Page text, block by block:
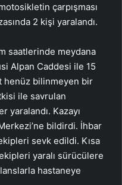
çarpışması
2 kişi yaralandı.
saatlerinde meydana
Alpan Caddesi ile 15
henüz bilinmeyen bir
ile savrulan
Kazayı
bildirdi. İhbar
sevk edildi. Kısa
yaralı sürücülere
hastaneye